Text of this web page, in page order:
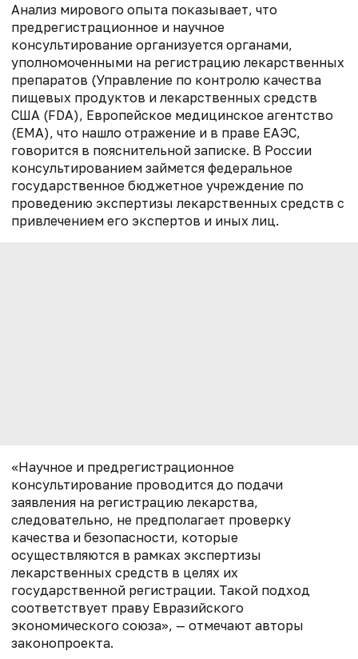
Анализ мирового опыта показывает, что
предрегистрационное и научное
консультирование организуется органами,
уполномоченными на регистрацию лекарственных
препаратов (Управление по контролю качества
пищевых продуктов и лекарственных средств
США (FDA), Европейское медицинское агентство
(ЕМА), что нашло отражение и в праве ЕАЭС,
говорится в пояснительной записке. В России
консультированием займется федеральное
государственное бюджетное учреждение по
проведению экспертизы лекарственных средств с
привлечением его экспертов и иных лиц.
«Научное и предрегистрационное
консультирование проводится до подачи
заявления на регистрацию лекарства,
следовательно, не предполагает проверку
качества и безопасности, которые
осуществляются в рамках экспертизы
лекарственных средств в целях их
государственной регистрации. Такой подход
соответствует праву Евразийского
экономического союза», — отмечают авторы
законопроекта.